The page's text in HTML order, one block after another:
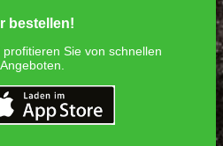
bestellen!
Sie von schnellen